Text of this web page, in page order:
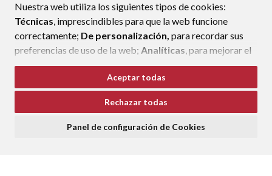
Nuestra web utiliza los siguientes tipos de cookies:
Técnicas, imprescindibles para que la web funcione
correctamente; De personalización, para recordar sus
preferencias de uso de la web; Analíticas, para mejorar el
funcionamiento de la web y sus servicios.
Si acepta pulsando el botón“Aceptar todas”
consideramos que acepta su uso. Si pulsa el botón
ninguna acción, se guardarán las cookies técnicas
Aceptar todas
Rechazar todas
Panel de configuración de Cookies